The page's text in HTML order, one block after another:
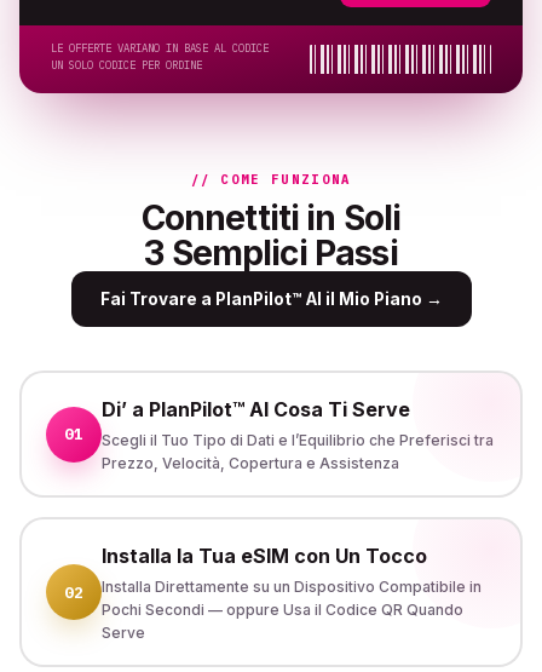
LE OFFERTE VARIANO IN BASE AL CODICE
UN SOLO CODICE PER ORDINE
// COME FUNZIONA
Connettiti in Soli
3 Semplici Passi
Fai Trovare a PlanPilot™ AI il Mio Piano →
01
Di’ a PlanPilot™ AI Cosa Ti Serve
Scegli il Tuo Tipo di Dati e l’Equilibrio che Preferisci tra
Prezzo, Velocità, Copertura e Assistenza
02
Installa la Tua eSIM con Un Tocco
Installa Direttamente su un Dispositivo Compatibile in
Pochi Secondi — oppure Usa il Codice QR Quando
Serve